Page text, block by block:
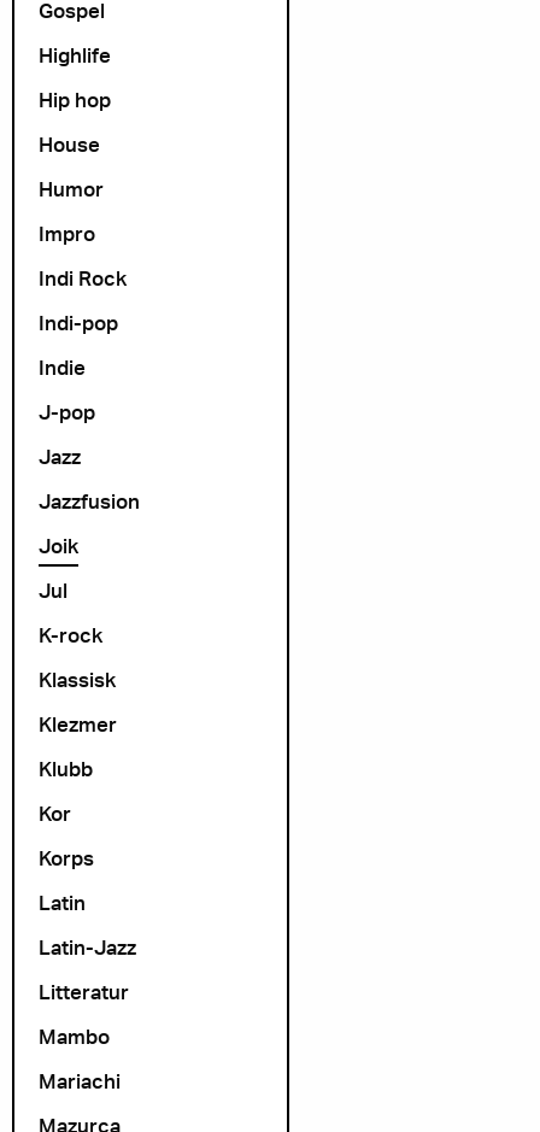
Gospel
Highlife
Hip hop
House
Humor
Impro
Indi Rock
Indi-pop
Indie
J-pop
Jazz
Jazzfusion
Joik
Jul
K-rock
Klassisk
Klezmer
Klubb
Kor
Korps
Latin
Latin-Jazz
Litteratur
Mambo
Mariachi
Mazurca